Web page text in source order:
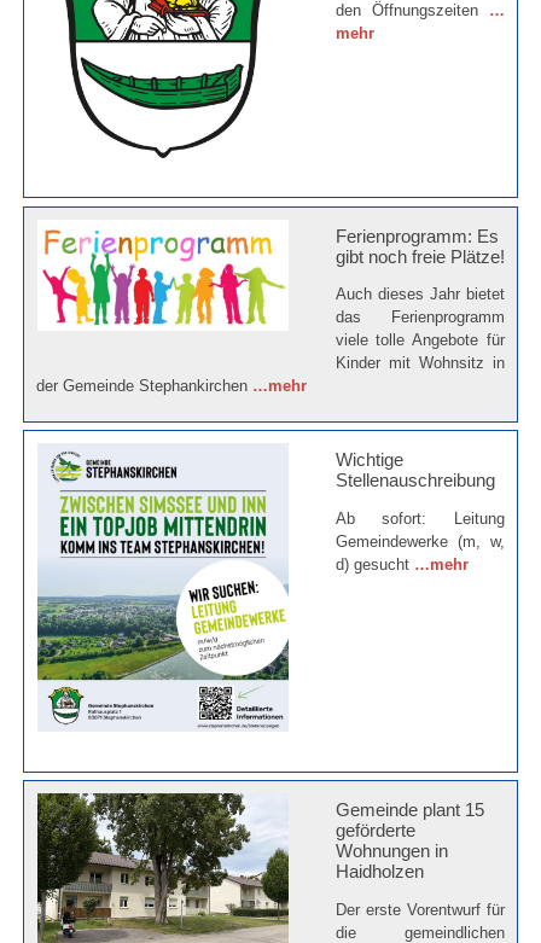
den Öffnungszeiten …
mehr
Ferienprogramm: Es
gibt noch freie Plätze!
Auch dieses Jahr bietet
das Ferienprogramm
viele tolle Angebote für
Kinder mit Wohnsitz in
der Gemeinde Stephankirchen …mehr
Wichtige
Stellenauschreibung
Ab sofort: Leitung
Gemeindewerke (m, w,
d) gesucht …mehr
Gemeinde plant 15
geförderte
Wohnungen in
Haidholzen
Der erste Vorentwurf für
die gemeindlichen